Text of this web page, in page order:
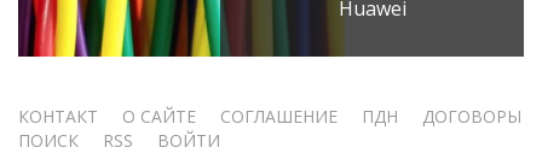
Huawei
Меню
КОНТАКТ О САЙТЕ СОГЛАШЕНИЕ ПДН
ДОГОВОРЫ
ПОИСК
RSS ВОЙТИ